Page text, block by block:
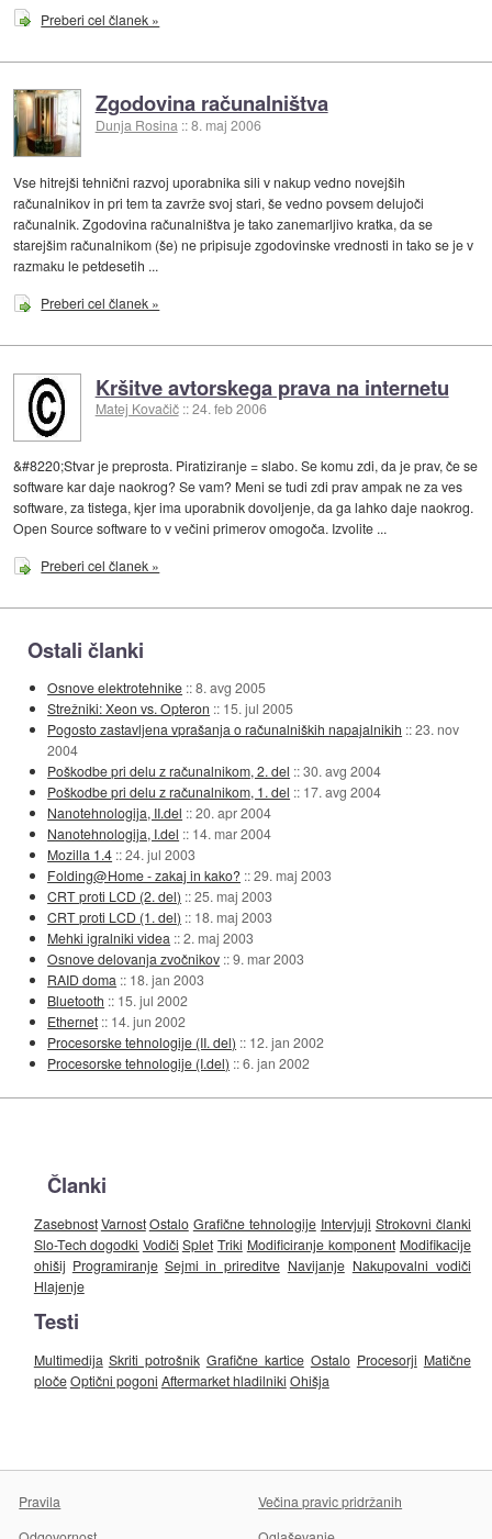
Preberi cel članek »
Zgodovina računalništva
Dunja Rosina ::8. maj 2006
Vse hitrejši tehnični razvoj uporabnika sili v nakup vedno novejših
računalnikov in pri tem ta zavrže svoj stari, še vedno povsem delujoči
računalnik. Zgodovina računalništva je tako zanemarljivo kratka, da se
starejšim računalnikom (še) ne pripisuje zgodovinske vrednosti in tako se je v
razmaku le petdesetih ...
Preberi cel članek »
Kršitve avtorskega prava na internetu
Matej Kovačič ::24. feb 2006
&#8220;Stvar je preprosta. Piratiziranje = slabo. Se komu zdi, da je prav, če se
software kar daje naokrog? Se vam? Meni se tudi zdi prav ampak ne za ves
software, za tistega, kjer ima uporabnik dovoljenje, da ga lahko daje naokrog.
Open Source software to v večini primerov omogoča. Izvolite ...
Preberi cel članek »
Ostali članki
Osnove elektrotehnike ::8. avg 2005
Strežniki: Xeon vs. Opteron :: 15. jul 2005
Pogosto zastavljena vprašanja o računalniških napajalnikih ::23. nov
2004
Poškodbe pri delu z računalnikom, 2. del ::30. avg 2004
Poškodbe pri delu z računalnikom, 1. del :: 17. avg 2004
Nanotehnologija, II.del ::20. apr 2004
Nanotehnologija, I.del :: 14. mar 2004
Mozilla 1.4 ::24. jul 2003
Folding@Home - zakaj in kako? ::29. maj 2003
CRT proti LCD (2. del) ::25. maj 2003
CRT proti LCD (1. del) :: 18. maj 2003
Mehki igralniki videa ::2. maj 2003
Osnove delovanja zvočnikov ::9. mar 2003
RAID doma :: 18. jan 2003
Bluetooth :: 15. jul 2002
Ethernet :: 14. jun 2002
Procesorske tehnologije (II. del) :: 12. jan 2002
Procesorske tehnologije (I.del) ::6. jan 2002
Članki
ZasebnostVarnostOstalo Grafične tehnologije Intervjuji Strokovni članki
Slo-Tech dogodki Vodiči Splet Triki Modificiranje komponent Modifikacije
ohišij Programiranje Sejmi in prireditve Navijanje Nakupovalni vodiči
Hlajenje
Testi
Multimedija Skriti potrošnik Grafične kartice Ostalo Procesorji Matične
pločeOptični pogoni Aftermarket hladilniki Ohišja
Pravila
Večina pravic pridržanih